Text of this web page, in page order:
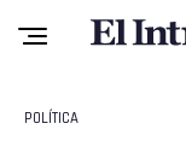
POLÍTICA